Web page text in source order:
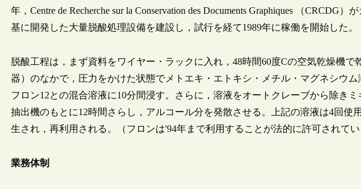
年，Centre de Recherche sur la Conservation des Documents Graphiques （CRCDG
基に開発した大量脱酸処理設備を建設し，試行を経て1989年に稼働を開始した。
脱酸工程は，まず資料をワイヤー・ラックに入れ，48時間60度Cの空気乾燥機
器）のなかで，圧力をかけた状態でメトエキ・エトキシ・メチル・マグネシウム
フロン12との混合溶液に10分間浸す。さらに，溶液をオートクレーブから除き
抽出機のもとに12時間さらし，アルコール分を発散させる。上記の溶液は4回使
生され，再利用される。（フロンは'94年まで利用することが法的に許可されてい
業務体制